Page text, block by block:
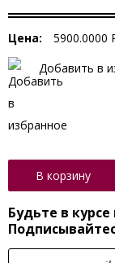
Цена: 5900.0000
Добавить в
В корзину
Будьте в